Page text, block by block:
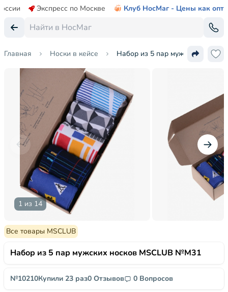
Экспресс по Москве Клуб НосМаг - Цены как опт
Главная Носки в кейсе Набор из 5 пар мужских
1 из 14
Все товары MSCLUB
Набор из 5 пар мужских носков MSCLUB №М31
№10210Купили 23 раз0 Отзывов 0 Вопросов